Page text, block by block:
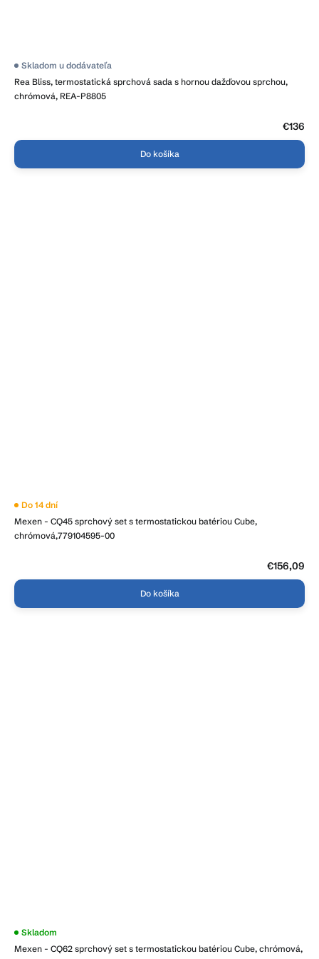
Rea Bliss, termostatická sprchová sada s hornou dažďovou sprchou,
chrómová, REA-P8805
Skladom u dodávateľa
€136
Do košíka
Mexen - CQ45 sprchový set s termostatickou batériou Cube,
chrómová,779104595-00
Do 14 dní
€156,09
Do košíka
Mexen - CQ62 sprchový set s termostatickou batériou Cube, chrómová,
Priemerné
produktu
Skladom